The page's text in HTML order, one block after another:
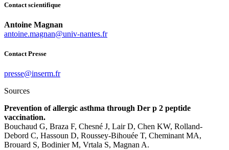
Contact scientifique
Antoine Magnan
rf.setnan-vinu@nangam.eniotna
Contact Presse
rf.mresni@esserp
Sources
Prevention of allergic asthma through Der p 2 peptide
vaccination.
Bouchaud G, Braza F, Chesné J, Lair D, Chen KW, Rolland-
Debord C, Hassoun D, Roussey-Bihouée T, Cheminant MA,
Brouard S, Bodinier M, Vrtala S, Magnan A.